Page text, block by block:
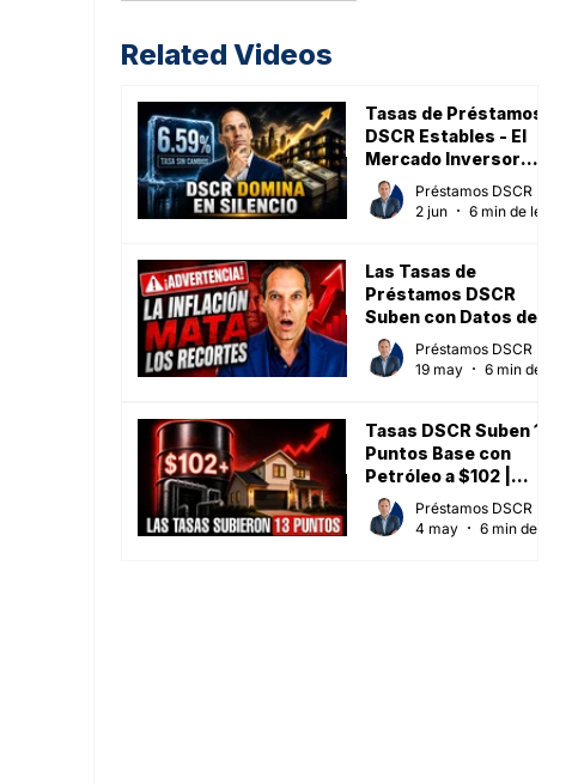
Related Videos
Tasas de Préstamos
DSCR Estables - El
Mercado Inversor
Sube (Mayo 2026)
Préstamos DSCR
2 jun
Las Tasas de
Préstamos DSCR
Suben con Datos de
Inflación al Alza [15 de
mayo de 2026]
Préstamos DSCR
19 may
Tasas DSCR Suben 13
Puntos Base con
Petróleo a $102 |
Mayo 2026Préstamos DSCR
4 may